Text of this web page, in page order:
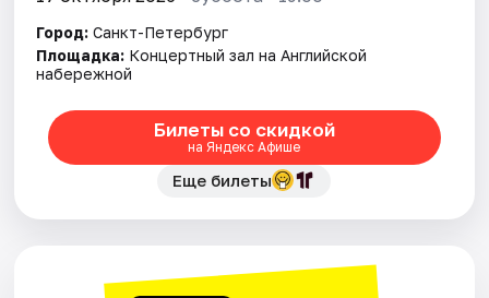
Город: Санкт-Петербург
Площадка: Концертный зал на Английской
набережной
Билеты со скидкой
на Яндекс Афише
Еще билеты